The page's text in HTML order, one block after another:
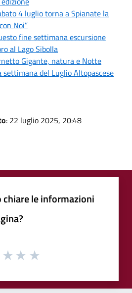
4 luglio torna a Spianate la
Noi”
fine settimana escursione
al Lago Sibolla
Gigante, natura e Notte
settimana del Luglio Altopascese
: 22 luglio 2025, 20:48
chiare le informazioni